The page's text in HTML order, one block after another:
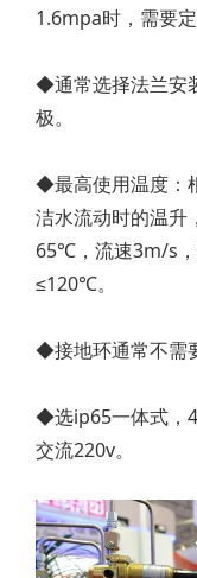
1.6mpa时，需要定
◆通常选择法兰安
极。
◆最高使用温度：
洁水流动时的温升
65℃，流速3m/s
≤120℃。
◆接地环通常不需
◆选ip65一体式，
交流220v。